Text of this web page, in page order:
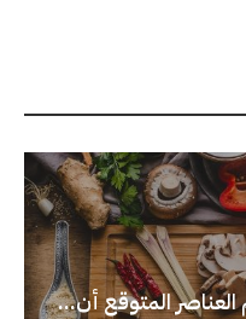
العناصر المتوقع أن...